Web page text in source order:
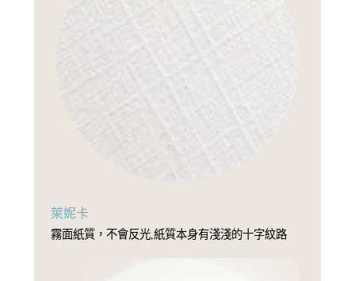
萊妮卡
霧面紙質，不會反光,紙質本身有淺淺的十字紋路